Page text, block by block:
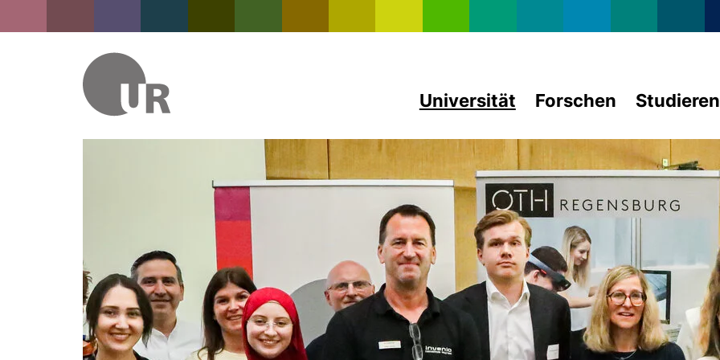
Universität Forschen Studieren